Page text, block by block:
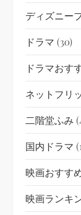
ディズニー
ドラマ (30)
ドラマおす
ネットフリ
二階堂ふみ
国内ドラマ
映画おすす
映画ランキ